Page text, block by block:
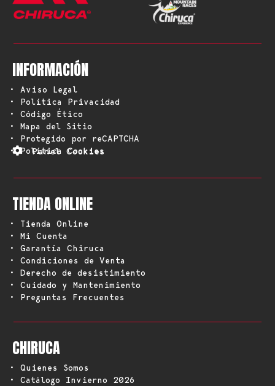
INFORMACIÓN
• Aviso Legal
• Política Privacidad
• Código Ético
• Mapa del Sitio
• Protegido por reCAPTCHA
• Política Cookies
Panel Cookies
TIENDA ONLINE
• Tienda Online
• Mi Cuenta
• Garantía Chiruca
• Condiciones de Venta
• Derecho de desistimiento
• Cuidado y Mantenimiento
• Preguntas Frecuentes
CHIRUCA
• Quienes Somos
• Catálogo Invierno 2026